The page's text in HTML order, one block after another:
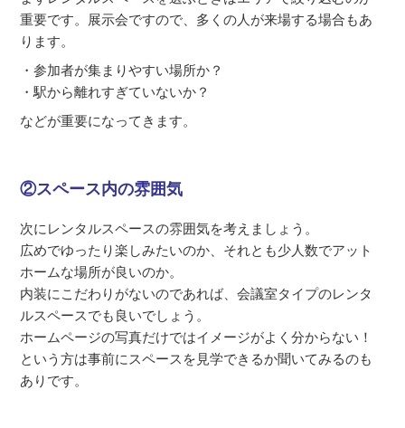
重要です。展示会ですので、多くの人が来場する場合もあ
ります。
・参加者が集まりやすい場所か？
・駅から離れすぎていないか？
などが重要になってきます。
②スペース内の雰囲気
次にレンタルスペースの雰囲気を考えましょう。
広めでゆったり楽しみたいのか、それとも少人数でアット
ホームな場所が良いのか。
内装にこだわりがないのであれば、会議室タイプのレンタ
ルスペースでも良いでしょう。
ホームページの写真だけではイメージがよく分からない！
という方は事前にスペースを見学できるか聞いてみるのも
ありです。